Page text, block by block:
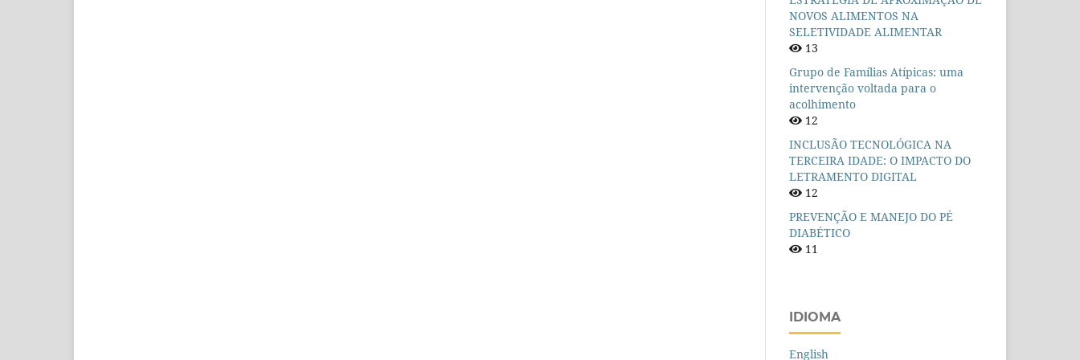
NOVOS ALIMENTOS NA
SELETIVIDADE ALIMENTAR
13
Grupo de Famílias Atípicas: uma
intervenção voltada para o
acolhimento
12
INCLUSÃO TECNOLÓGICA NA
TERCEIRA IDADE: O IMPACTO DO
LETRAMENTO DIGITAL
12
PREVENÇÃO E MANEJO DO PÉ
DIABÉTICO
11
IDIOMA
English